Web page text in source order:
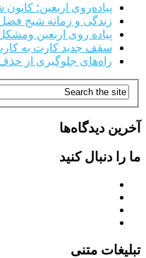
پیاده‌روی اربعین؛
زندگی و زمانه شیخ فضل
پیاده روی اربعین
سقف جدید کارت به
راه‌های جلوگیری از حذف
آخرین دیدگاه‌ها
ما را دنبال کنید
تبلیغات متنی